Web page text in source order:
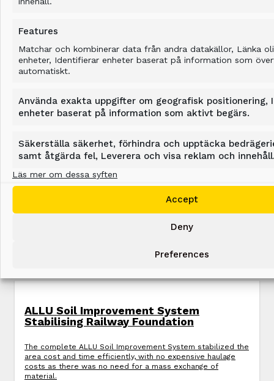
Features
Matchar och kombinerar data från andra datakällor, Länka
enheter, Identifierar enheter baserat på information som
automatiskt.
Använda exakta uppgifter om geografisk positionering,
enheter baserat på information som aktivt begärs.
Säkerställa säkerhet, förhindra och upptäcka
samt åtgärda fel, Leverera och visa reklam och
Läs mer om dessa syften
Accept
Deny
Preferences
ALLU Soil Improvement System
The ALLU Soil Improvement System increased the road’s
bearing capacity and safety. In addition, the contractor
bring in new materials due to the efficient and effective re-
use of existing materials.
ALLU Soil Improvement System
Stabilising Railway Foundation
The complete ALLU Soil Improvement System stabilized the
area cost and time efficiently, with no expensive haulage
costs as there was no need for a mass exchange of
material.